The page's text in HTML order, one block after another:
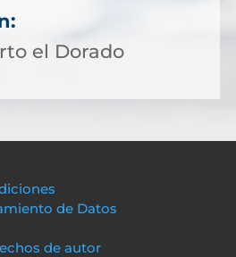
el Dorado
de Datos
de autor